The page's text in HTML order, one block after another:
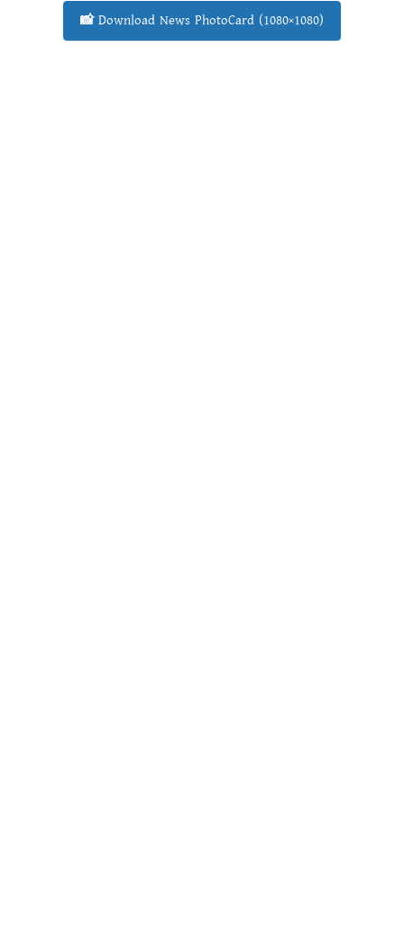
📸 Download News PhotoCard (1080×1080)